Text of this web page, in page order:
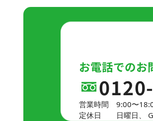
お電話でのお
営業時間
9:00〜
定休日
日曜日、